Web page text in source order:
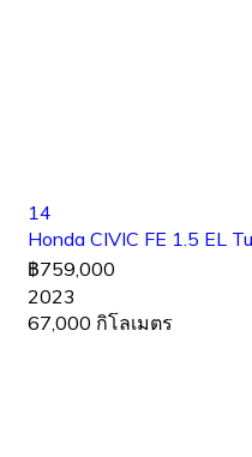
14
Honda CIVIC FE 1.5 EL
฿759,000
2023
67,000 กิโลเมตร